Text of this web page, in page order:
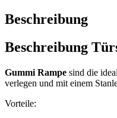
Beschreibung
Beschreibung
Gummi Rampe sind die
verlegen und mit einem
Vorteile: